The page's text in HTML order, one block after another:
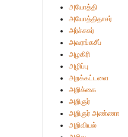
அயோத்தி
அயோத்திதாசர்
அர்ச்சகர்
அவரங்கசீப்
அழகிரி
அழிப்பு
அறக்கட்டளை
அறிக்கை
அறிஞர்
அறிஞர் அண்ணா
அறிவியல்